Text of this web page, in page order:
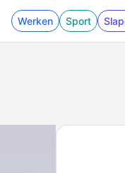
Werken Sport